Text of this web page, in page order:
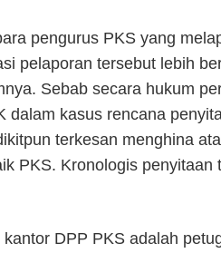
pengurus PKS yang
pelaporan tersebut lebih
Sebab secara hukum
dalam kasus rencana
terkesan menghina
PKS. Kronologis penyitaan
DPP PKS adalah